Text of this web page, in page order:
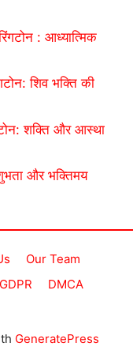
: आध्यात्मिक
शिव भक्ति की
शक्ति और आस्था
और भक्तिमय
Our Team
GDPR
DMCA
GeneratePress